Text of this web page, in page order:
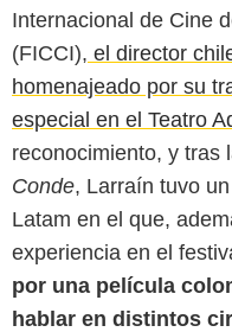
Internacional de Cine
(FICCI), el director
homenajeado por su
especial en el Teatro
reconocimiento, y tras
Conde, Larraín tuvo
Latam en el que,
experiencia en el
por una película
hablar en distintos